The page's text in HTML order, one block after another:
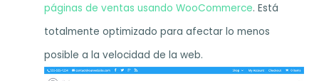
páginas de ventas usando WooCommerce. Está
totalmente optimizado para afectar lo menos
posible a la velocidad de la web.